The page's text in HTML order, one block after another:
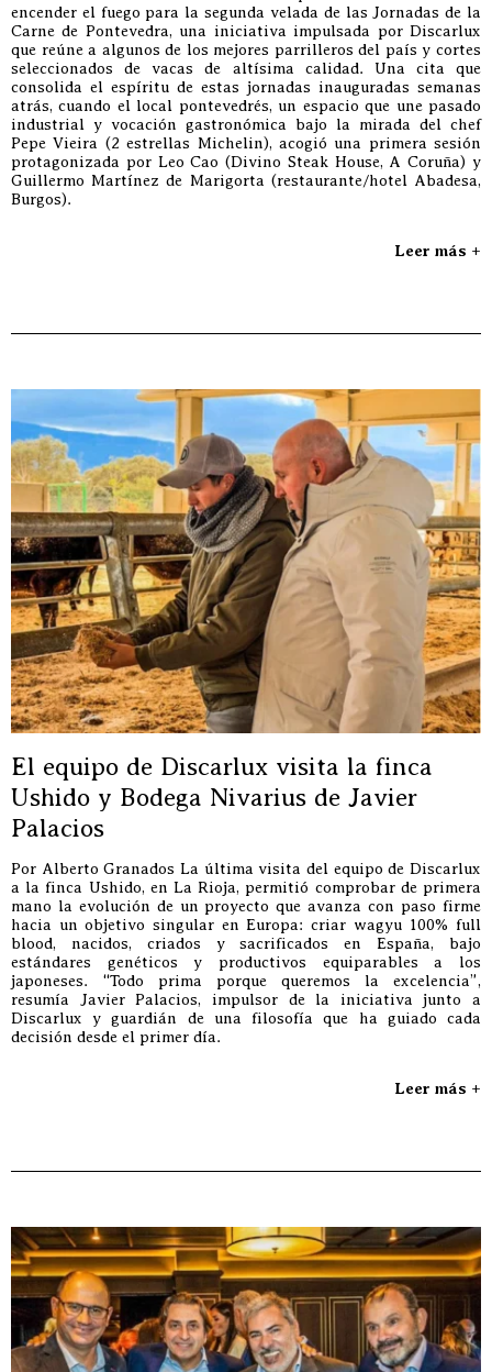
encender el fuego para la segunda velada de las Jornadas de la
Carne de Pontevedra, una iniciativa impulsada por Discarlux
que reúne a algunos de los mejores parrilleros del país y cortes
seleccionados de vacas de altísima calidad. Una cita que
consolida el espíritu de estas jornadas inauguradas semanas
atrás, cuando el local pontevedrés, un espacio que une pasado
industrial y vocación gastronómica bajo la mirada del chef
Pepe Vieira (2 estrellas Michelin), acogió una primera sesión
protagonizada por Leo Cao (Divino Steak House, A Coruña) y
Guillermo Martínez de Marigorta (restaurante/hotel Abadesa,
Burgos).
Leer más +
El equipo de Discarlux visita la finca
Ushido y Bodega Nivarius de Javier
Palacios
Por Alberto Granados La última visita del equipo de Discarlux
a la finca Ushido, en La Rioja, permitió comprobar de primera
mano la evolución de un proyecto que avanza con paso firme
hacia un objetivo singular en Europa: criar wagyu 100% full
blood, nacidos, criados y sacrificados en España, bajo
estándares genéticos y productivos equiparables a los
japoneses. “Todo prima porque queremos la excelencia”,
resumía Javier Palacios, impulsor de la iniciativa junto a
Discarlux y guardián de una filosofía que ha guiado cada
decisión desde el primer día.
Leer más +